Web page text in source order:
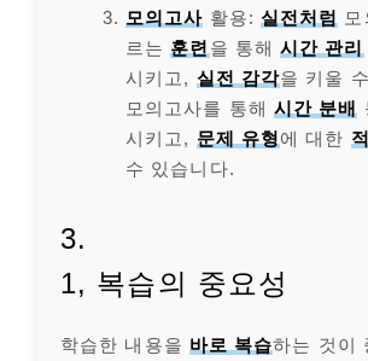
모의고사 활용: 실전처럼
르는 훈련 을 통해시간 관리
시키고, 실전 감각을 키울
모의고사를 통해 시간 분배
시키고, 문제 유형에 대한
수 있습니다.
3.
1, 복습의 중요성
학습한 내용을 바로 복습하는 것이